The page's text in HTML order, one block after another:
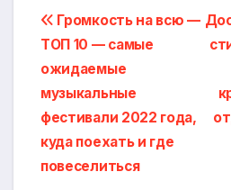
Навигация
по
записям
Громкость на всю —
ТОП 10 — самые
ожидаемые
музыкальные
фестивали 2022 года,
куда поехать и где
повеселиться